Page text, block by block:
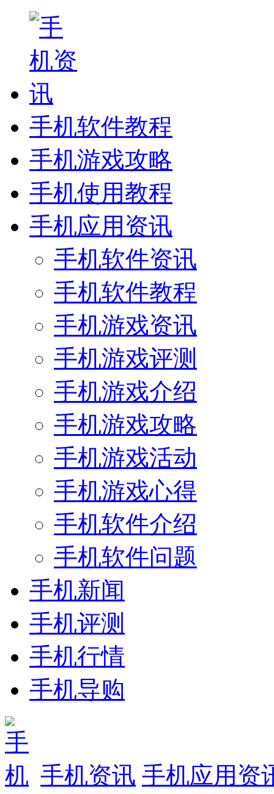
手机软件教程
手机游戏攻略
手机使用教程
手机应用资讯
手机软件资讯
手机软件教程
手机游戏资讯
手机游戏评测
手机游戏介绍
手机游戏攻略
手机游戏活动
手机游戏心得
手机软件介绍
手机软件问题
手机新闻
手机评测
手机行情
手机导购
手机资讯 手机应用资